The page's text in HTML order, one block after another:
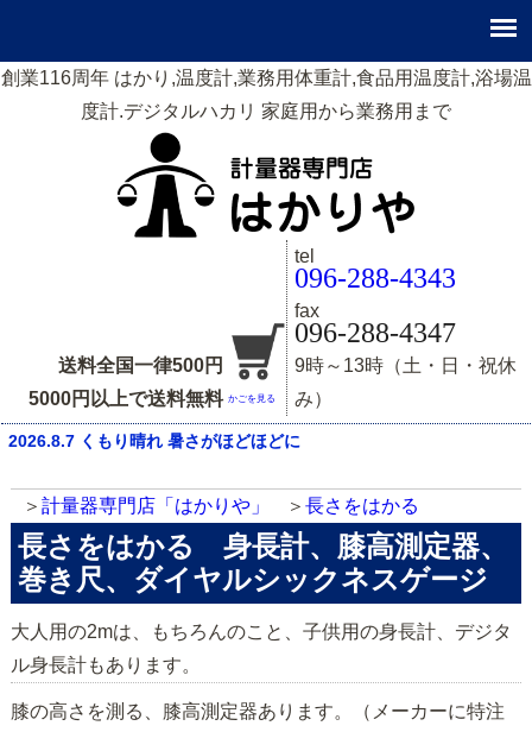
創業116周年 はかり,温度計,業務用体重計,食品用温度計,浴場温
度計.デジタルハカリ 家庭用から業務用まで
送料全国一律500円
5000円以上で送料無料 かごを見る
tel
096-288-4343
fax
096-288-4347
9時～13時（土・日・祝休
み）
2026.8.7 くもり晴れ 暑さがほどほどに
計量器専門店「はかりや」 長さをはかる
長さをはかる 身長計、膝高測定器、
巻き尺、ダイヤルシックネスゲージ
大人用の2mは、もちろんのこと、子供用の身長計、デジタ
ル身長計もあります。
膝の高さを測る、膝高測定器あります。（メーカーに特注